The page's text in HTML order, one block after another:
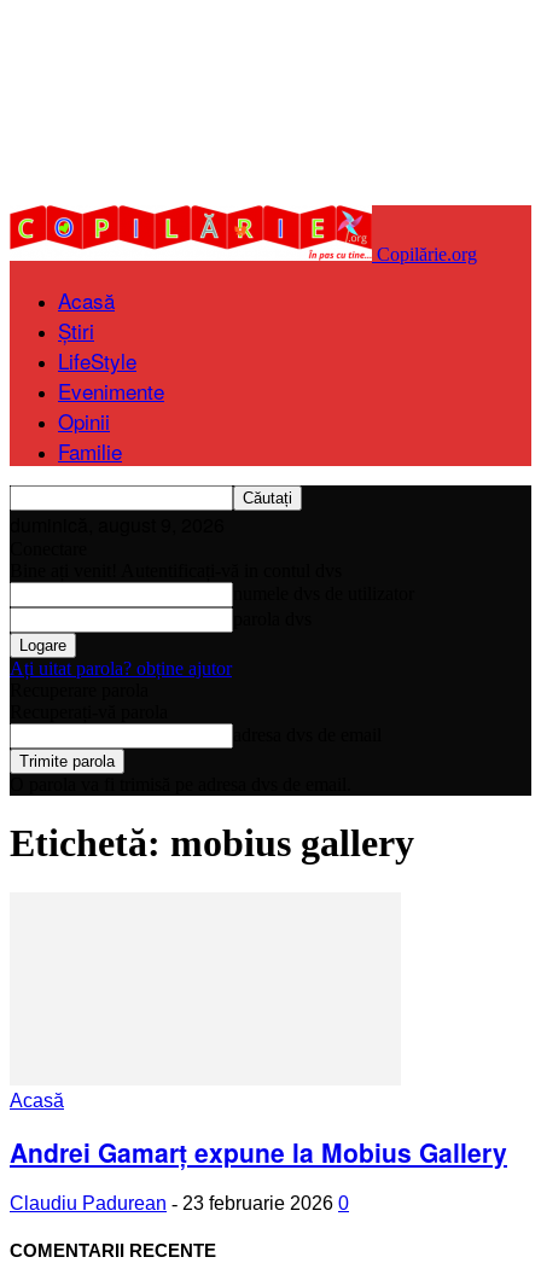
Copilărie.org
Acasă
Știri
LifeStyle
Evenimente
Opinii
Familie
Ați uitat parola? obține ajutor
Etichetă: mobius gallery
Acasă
Andrei Gamarț expune la Mobius Gallery
Claudiu Padurean - 23 februarie 2026 0
COMENTARII RECENTE